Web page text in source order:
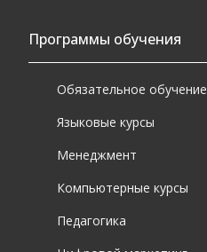
Программы обучения
Обязательное обучение
Языковые курсы
Менеджмент
Компьютерные курсы
Педагогика